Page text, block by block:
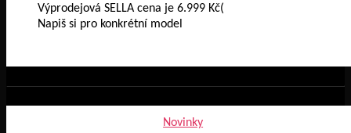
Výprodejová SELLA cena je 6.999 Kč(
Napiš si pro konkrétní model
Categories
Novinky